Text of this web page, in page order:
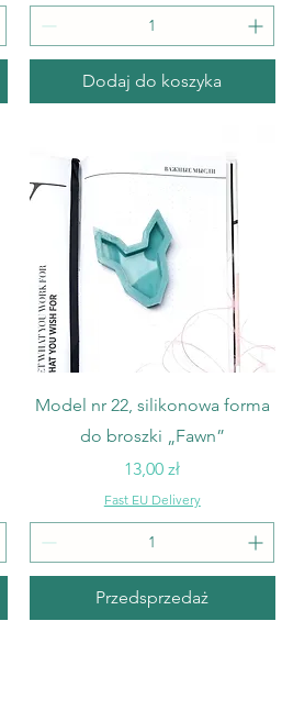
Dodaj do koszyka
Podgląd
Model nr 22, silikonowa forma
do broszki „Fawn”
Cena
13,00 zł
Fast EU Delivery
Przedsprzedaż